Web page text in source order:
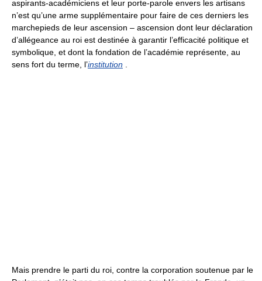
aspirants-académiciens et leur porte-parole envers les artisans
n’est qu’une arme supplémentaire pour faire de ces derniers les
marchepieds de leur ascension – ascension dont leur déclaration
d’allégeance au roi est destinée à garantir l’efficacité politique et
symbolique, et dont la fondation de l’académie représente, au
sens fort du terme, l’institution
Mais prendre le parti du roi, contre la corporation soutenue par le